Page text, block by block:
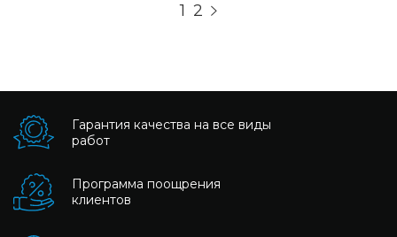
1 2 
Гарантия качества на все виды
работ
Программа поощрения
клиентов